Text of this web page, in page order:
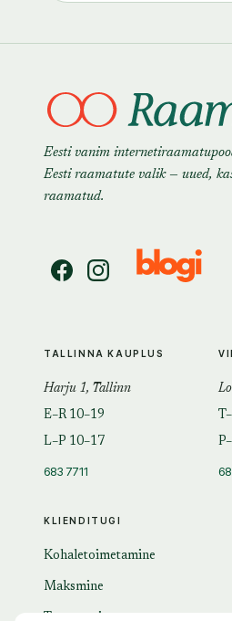
Eesti vanim
Eesti raamatute valik — uued,
raamatud.
KLIENDITUGI
Kohaletoimetamine
Maksmine
TALLINNA KAUPLUS
Harju 1, Tallinn
E–R 10–19
L–P 10–17
683 7711